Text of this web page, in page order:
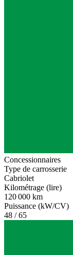
Concessionnaires
Type de carrosserie
Cabriolet
Kilométrage (lire)
120 000 km
Puissance (kW/CV)
48 / 65